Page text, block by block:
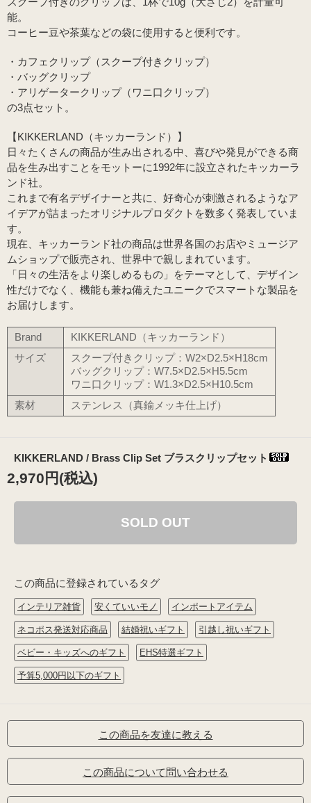
能。
コーヒー豆や茶葉などの袋に使用すると便利です。
・カフェクリップ（スクープ付きクリップ）
・バッグクリップ
・アリゲータークリップ（ワニ口クリップ）
の3点セット。
【KIKKERLAND（キッカーランド）】
日々たくさんの商品が生み出される中、喜びや発見ができる商
品を生み出すことをモットーに1992年に設立されたキッカーラ
ンド社。
これまで有名デザイナーと共に、好奇心が刺激されるようなア
イデアが詰まったオリジナルプロダクトを数多く発表していま
す。
現在、キッカーランド社の商品は世界各国のお店やミュージア
ムショップで販売され、世界中で親しまれています。
「日々の生活をより楽しめるもの」をテーマとして、デザイン
性だけでなく、機能も兼ね備えたユニークでスマートな製品を
お届けします。
Brand
KIKKERLAND（キッカーランド）
サイズ
スクープ付きクリップ：W2×D2.5×H18cm
バッグクリップ：W7.5×D2.5×H5.5cm
ワニ口クリップ：W1.3×D2.5×H10.5cm
素材
ステンレス（真鍮メッキ仕上げ）
KIKKERLAND / Brass Clip Set ブラスクリップセット
2,970円(税込)
SOLD OUT
この商品に登録されているタグ
インテリア雑貨 安くていいモノ インポートアイテム
ネコポス発送対応商品 結婚祝いギフト 引越し祝いギフト
ベビー・キッズへのギフト EHS特選ギフト
予算5,000円以下のギフト
この商品を友達に教える
この商品について問い合わせる